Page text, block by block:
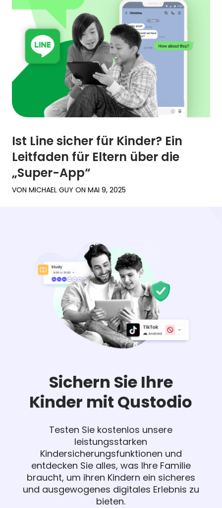
Ist Line sicher für Kinder? Ein
Leitfaden für Eltern über die
„Super-App“
VON MICHAEL GUY ON MAI 9, 2025
Sichern Sie Ihre
Kinder mit Qustodio
Testen Sie kostenlos unsere
leistungsstarken
Kindersicherungsfunktionen und
entdecken Sie alles, was Ihre Familie
braucht, um ihren Kindern ein sicheres
und ausgewogenes digitales Erlebnis zu
bieten.